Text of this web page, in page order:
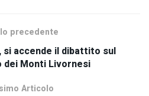
precedente
si accende il dibattito sul
dei Monti Livornesi
Articolo